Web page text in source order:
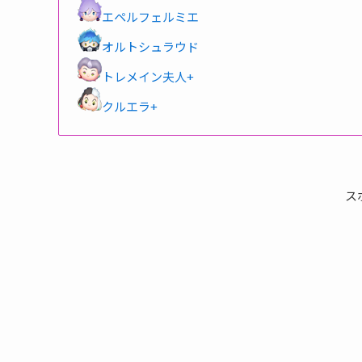
エペルフェルミエ
オルトシュラウド
トレメイン夫人+
クルエラ+
ス